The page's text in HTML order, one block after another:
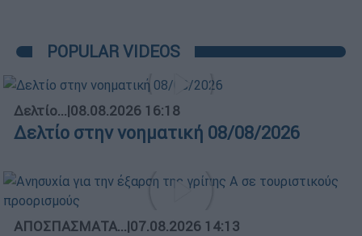
POPULAR VIDEOS
Δελτίο...|08.08.2026 16:18
Δελτίο στην νοηματική 08/08/2026
ΑΠΟΣΠΑΣΜΑΤΑ...|07.08.2026 14:13